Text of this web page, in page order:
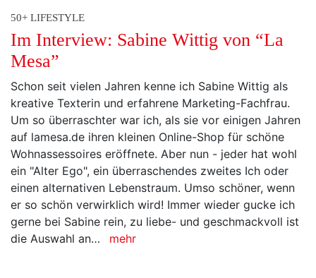
50+ LIFESTYLE
Im Interview: Sabine Wittig von “La
Mesa”
Schon seit vielen Jahren kenne ich Sabine Wittig als
kreative Texterin und erfahrene Marketing-Fachfrau.
Um so überraschter war ich, als sie vor einigen Jahren
auf lamesa.de ihren kleinen Online-Shop für schöne
Wohnassessoires eröffnete. Aber nun - jeder hat wohl
ein "Alter Ego", ein überraschendes zweites Ich oder
einen alternativen Lebenstraum. Umso schöner, wenn
er so schön verwirklich wird! Immer wieder gucke ich
gerne bei Sabine rein, zu liebe- und geschmackvoll ist
die Auswahl an…
mehr